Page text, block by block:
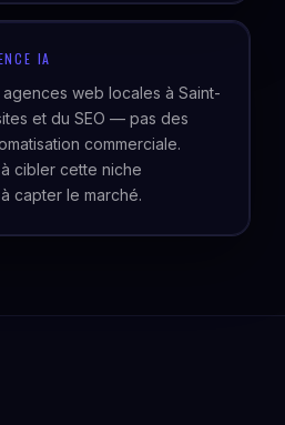
IA
agences web locales à Saint-
et du SEO — pas des
commerciale.
cibler cette niche
capter le marché.